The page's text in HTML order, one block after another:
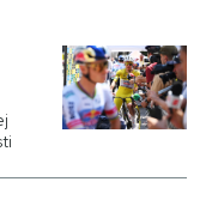
calcio 2026